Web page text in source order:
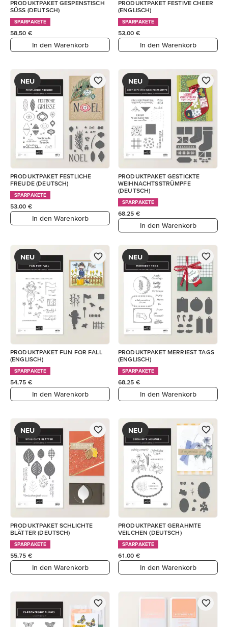
PRODUKTPAKET GESPENSTISCH
SÜSS (DEUTSCH)
SPARPAKETE
58,50 €
In den Warenkorb
PRODUKTPAKET FESTIVE CHEER
(ENGLISCH)
SPARPAKETE
53,00 €
In den Warenkorb
NEU
PRODUKTPAKET FESTLICHE
FREUDE (DEUTSCH)
SPARPAKETE
53,00 €
In den Warenkorb
NEU
PRODUKTPAKET GESTICKTE
WEIHNACHTSSTRÜMPFE
(DEUTSCH)
SPARPAKETE
68,25 €
In den Warenkorb
NEU
PRODUKTPAKET FUN FOR FALL
(ENGLISCH)
SPARPAKETE
54,75 €
In den Warenkorb
NEU
PRODUKTPAKET MERRIEST TAGS
(ENGLISCH)
SPARPAKETE
68,25 €
In den Warenkorb
NEU
PRODUKTPAKET SCHLICHTE
BLÄTTER (DEUTSCH)
SPARPAKETE
55,75 €
In den Warenkorb
NEU
PRODUKTPAKET GERAHMTE
VEILCHEN (DEUTSCH)
SPARPAKETE
61,00 €
In den Warenkorb